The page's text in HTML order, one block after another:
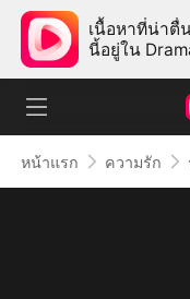
เนื้อหาที่น่าตื่
นี้อยู่ใน
หน้าแรก ความรัก